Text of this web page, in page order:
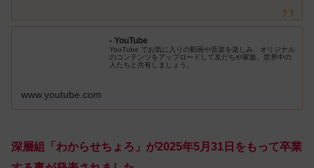
- YouTube
YouTube でお気に入りの動画や音楽を楽しみ、オリジナル
のコンテンツをアップロードして友だちや家族、世界中の
人たちと共有しましょう。
www.youtube.com
深層組「わからせちょろ」が2025年5月31日をもって卒業